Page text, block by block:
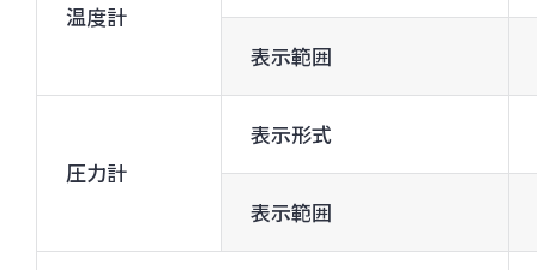
温度計
表示範囲
圧力計
表示形式
表示範囲